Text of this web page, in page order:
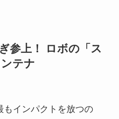
参上！ ロボの「ス
テナ
もインパクトを放つの